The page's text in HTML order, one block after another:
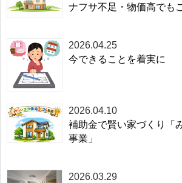
ナフサ不足・物価高でも
2026.04.25
今できることを着実に
2026.04.10
補助金で賢い家づくり「
事業」
2026.03.29